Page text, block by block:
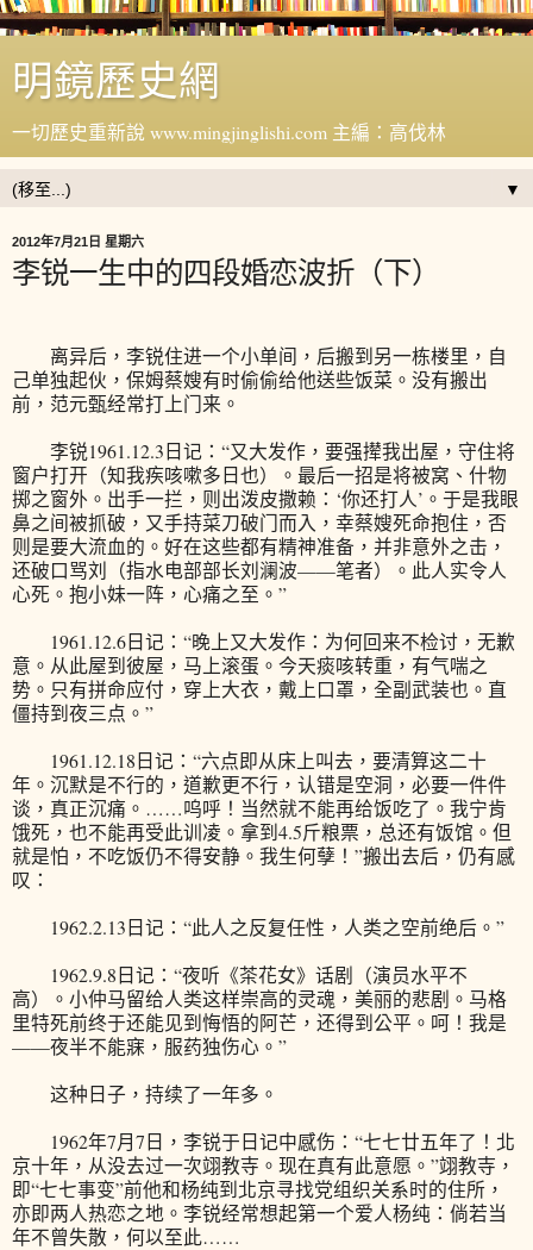
明鏡歷史網
一切歷史重新說 www.mingjinglishi.com 主編：高伐林
▼
2012年7月21日 星期六
李锐一生中的四段婚恋波折（下）
离异后，李锐住进一个小单间，后搬到另一栋楼里，自
己单独起伙，保姆蔡嫂有时偷偷给他送些饭菜。没有搬出
前，范元甄经常打上门来。
李锐1961.12.3日记：“又大发作，要强撵我出屋，守住将
窗户打开（知我疾咳嗽多日也）。最后一招是将被窝、什物
掷之窗外。出手一拦，则出泼皮撒赖：‘你还打人’。于是我眼
鼻之间被抓破，又手持菜刀破门而入，幸蔡嫂死命抱住，否
则是要大流血的。好在这些都有精神准备，并非意外之击，
还破口骂刘（指水电部部长刘澜波——笔者）。此人实令人
心死。抱小妹一阵，心痛之至。”
1961.12.6日记：“晚上又大发作：为何回来不检讨，无歉
意。从此屋到彼屋，马上滚蛋。今天痰咳转重，有气喘之
势。只有拼命应付，穿上大衣，戴上口罩，全副武装也。直
僵持到夜三点。”
1961.12.18日记：“六点即从床上叫去，要清算这二十
年。沉默是不行的，道歉更不行，认错是空洞，必要一件件
谈，真正沉痛。……呜呼！当然就不能再给饭吃了。我宁肯
饿死，也不能再受此训凌。拿到4.5斤粮票，总还有饭馆。但
就是怕，不吃饭仍不得安静。我生何孽！”搬出去后，仍有感
叹：
1962.2.13日记：“此人之反复任性，人类之空前绝后。”
1962.9.8日记：“夜听《茶花女》话剧（演员水平不
高）。小仲马留给人类这样崇高的灵魂，美丽的悲剧。马格
里特死前终于还能见到悔悟的阿芒，还得到公平。呵！我是
——夜半不能寐，服药独伤心。”
这种日子，持续了一年多。
1962年7月7日，李锐于日记中感伤：“七七廿五年了！北
京十年，从没去过一次翊教寺。现在真有此意愿。”翊教寺，
即“七七事变”前他和杨纯到北京寻找党组织关系时的住所，
亦即两人热恋之地。李锐经常想起第一个爱人杨纯：倘若当
年不曾失散，何以至此……